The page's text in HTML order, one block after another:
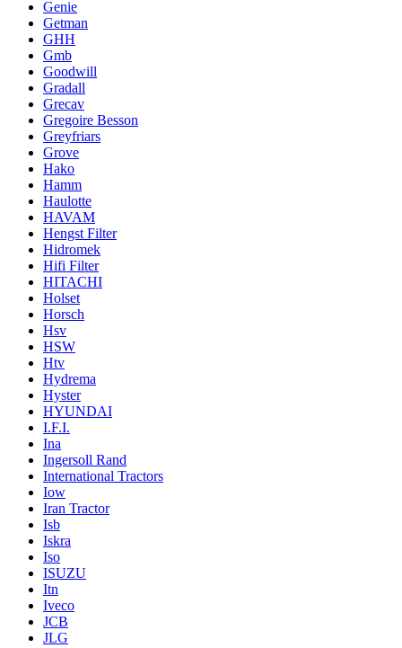
Genie
Getman
GHH
Gmb
Goodwill
Gradall
Grecav
Gregoire Besson
Greyfriars
Grove
Hako
Hamm
Haulotte
HAVAM
Hengst Filter
Hidromek
Hifi Filter
HITACHI
Holset
Horsch
Hsv
HSW
Htv
Hydrema
Hyster
HYUNDAI
I.F.I.
Ina
Ingersoll Rand
International Tractors
Iow
Iran Tractor
Isb
Iskra
Iso
ISUZU
Itn
Iveco
JCB
JLG